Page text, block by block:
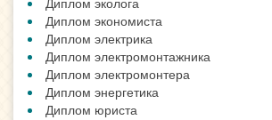
Диплом экономиста
Диплом электрика
Диплом электромонтажника
Диплом электромонтера
Диплом энергетика
Диплом юриста